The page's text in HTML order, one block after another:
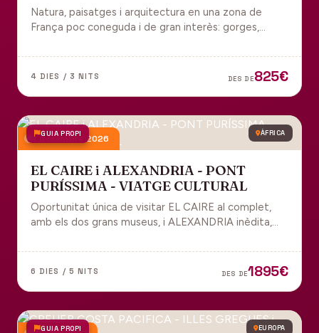
Natura, paisatges i arquitectura en una zona de
França poc coneguda i de gran interès: gorges,
de Millau.
4 DIES / 3 NITS DES DE825€
GUIA PROPI ÀFRICA
4 desembre 2026
EL CAIRE i ALEXANDRIA - PONT
PURÍSSIMA - VIATGE CULTURAL
Oportunitat única de visitar EL CAIRE al complet,
amb els dos grans museus, i ALEXANDRIA inèdita,
6 DIES / 5 NITS DES DE1895€
GUIA PROPI EUROPA